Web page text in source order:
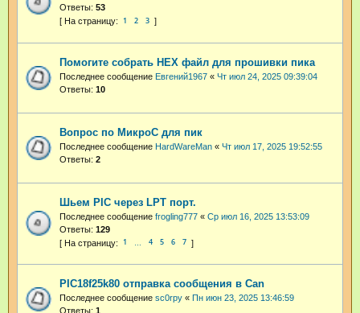
Ответы: 53
1 2 3
Помогите собрать HEX файл для прошивки пика
Последнее сообщение Евгений1967 « Чт июл 24, 2025 09:39:04
Ответы: 10
Вопрос по МикроС для пик
Последнее сообщение HardWareMan « Чт июл 17, 2025 19:52:55
Ответы: 2
Шьем PIC через LPT порт.
Последнее сообщение frogling777 « Ср июл 16, 2025 13:53:09
Ответы: 129
1 4 5 6 7
PIC18f25k80 отправка сообщения в Can
Последнее сообщение sc0rpy « Пн июн 23, 2025 13:46:59
Ответы: 1